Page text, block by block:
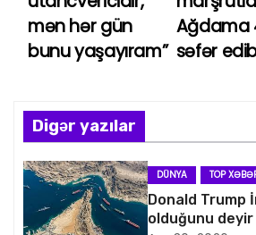
a
z
n
a
v
Ağdama
səfər
mən hər gün
bunu yaşayıram”
Digər yazılar
DÜNYA TOP
Donald Trump
olduğunu deyir